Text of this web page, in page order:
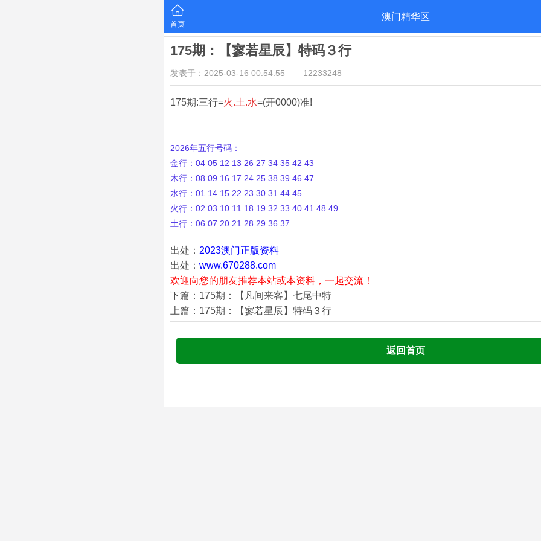
首页
澳门精华区
175期：【寥若星辰】特码３行
发表于：2025-03-16 00:54:55 12233248
175期:三行=火.土.水=(开0000)准!
2026年五行号码：
金行：04 05 12 13 26 27 34 35 42 43
木行：08 09 16 17 24 25 38 39 46 47
水行：01 14 15 22 23 30 31 44 45
火行：02 03 10 11 18 19 32 33 40 41 48 49
土行：06 07 20 21 28 29 36 37
出处： 2023澳门正版资料
出处： www.670288.com
欢迎向您的朋友推荐本站或本资料，一起交流！
下篇：175期：【凡间来客】七尾中特
上篇：175期：【寥若星辰】特码３行
返回首页